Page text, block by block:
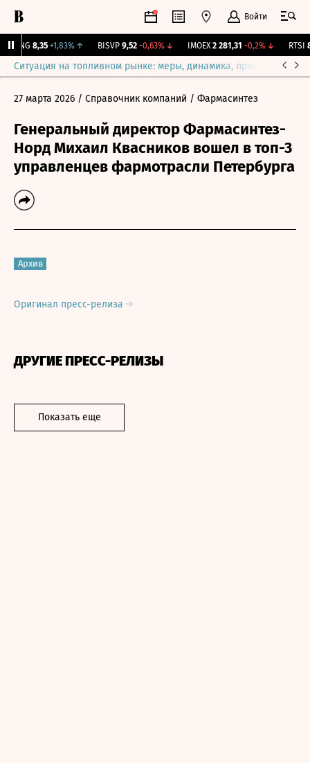
Войти
BLNG 8,35 +1,83%↑ BISVP 9,52 -0,63%↓ IMOEX 2 281,31 -0,2%↓ RTSI
Ситуация на топливном рынке: меры, динамика, прогнозы
27 марта 2026 / Справочник компаний / Фармасинтез
Генеральный директор Фармасинтез-
Норд Михаил Квасников вошел в топ-3
управленцев фармотрасли Петербурга
Архив
Оригинал пресс-релиза
ДРУГИЕ ПРЕСС-РЕЛИЗЫ
Показать еще